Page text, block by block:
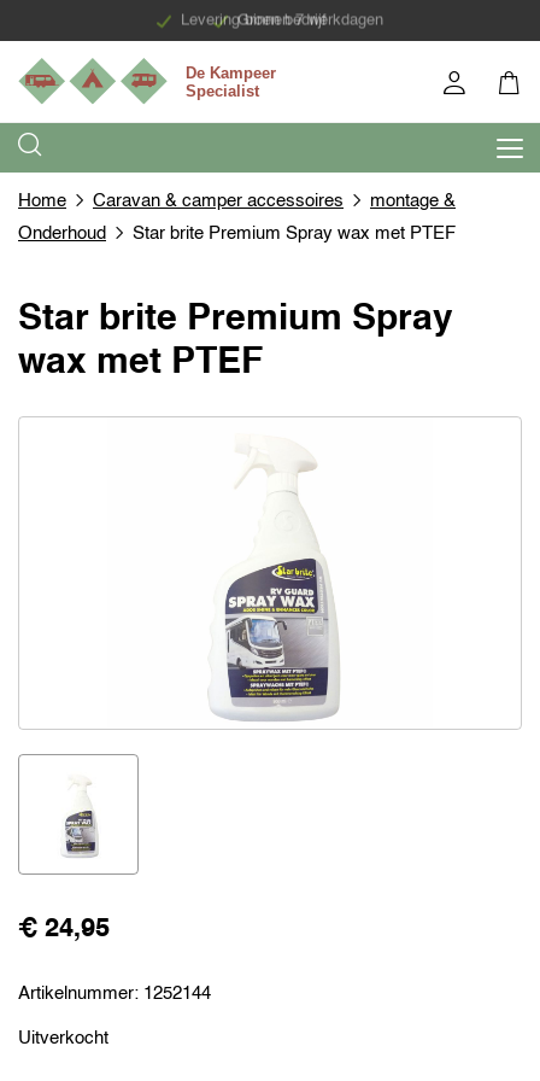
Groen bedrijf
Levering binnen 7 werkdagen
Home Caravan & camper accessoires
montage &
Onderhoud
Star brite Premium Spray wax met PTEF
Star brite Premium Spray
wax met PTEF
€ 24,95
Artikelnummer: 1252144
Uitverkocht